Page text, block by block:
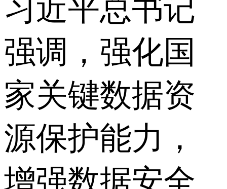
习近平总书记
强调，强化国
家关键数据资
源保护能力，
增强数据安全